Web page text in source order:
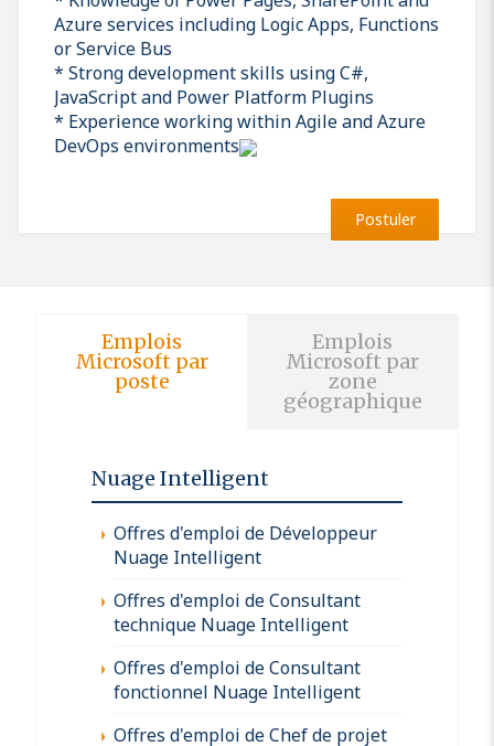
Azure services including Logic Apps, Functions
or Service Bus
* Strong development skills using C#,
JavaScript and Power Platform Plugins
* Experience working within Agile and Azure
DevOps environments
Postuler
Emplois
Microsoft par
poste
Emplois
Microsoft par
zone
géographique
Nuage Intelligent
Offres d'emploi de Développeur
Nuage Intelligent
Offres d'emploi de Consultant
technique Nuage Intelligent
Offres d'emploi de Consultant
fonctionnel Nuage Intelligent
Offres d'emploi de Chef de projet